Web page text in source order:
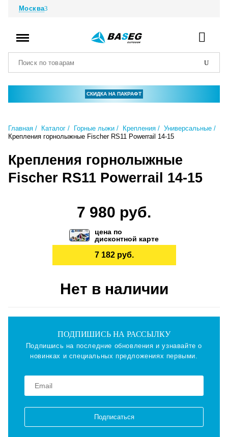
Москва
СКИДКА НА ПАКРАФТ
Главная Каталог Горные лыжи Крепления
Универсальные
Крепления горнолыжные Fischer RS11 Powerrail 14-15
Крепления горнолыжные
Fischer RS11 Powerrail 14-15
7 980 руб.
цена по
дисконтной карте
7 182 руб.
Нет в наличии
ПОДПИШИСЬ НА РАССЫЛКУ
Подпишись на последние обновления и узнавайте о
новинках и специальных предложениях первыми.
Подписаться